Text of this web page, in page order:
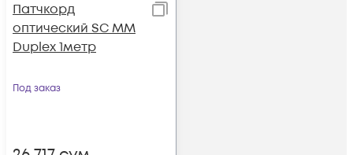
Патчкорд
оптический SC MM
Duplex 1метр
Под заказ